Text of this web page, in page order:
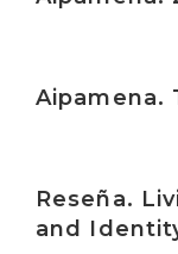
Aipamena.
Reseña.
and